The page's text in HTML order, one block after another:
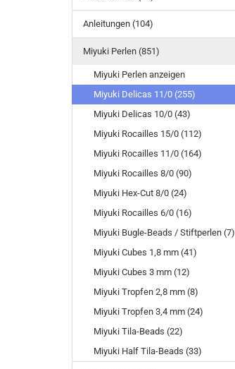
Anleitungen (104)
Miyuki Perlen (851)
Miyuki Perlen anzeigen
Miyuki Delicas 11/0 (255)
Miyuki Delicas 10/0 (43)
Miyuki Rocailles 15/0 (112)
Miyuki Rocailles 11/0 (164)
Miyuki Rocailles 8/0 (90)
Miyuki Hex-Cut 8/0 (24)
Miyuki Rocailles 6/0 (16)
Miyuki Bugle-Beads / Stiftperlen (7)
Miyuki Cubes 1,8 mm (41)
Miyuki Cubes 3 mm (12)
Miyuki Tropfen 2,8 mm (8)
Miyuki Tropfen 3,4 mm (24)
Miyuki Tila-Beads (22)
Miyuki Half Tila-Beads (33)